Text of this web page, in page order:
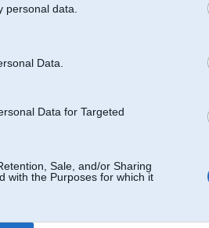
personal data.
Data.
Data for Targeted
Sale, and/or Sharing
with the Purposes for which it
unit
fault present, Validated and stored in non volatile
kādu cilvēku, kurš ar kaut ko tādu jau ir saskāries
mainīju "tagad jau detaļas sliktas" stila garāžas servisā
man piemeram jaunu bloku nokāva papizts eletribas